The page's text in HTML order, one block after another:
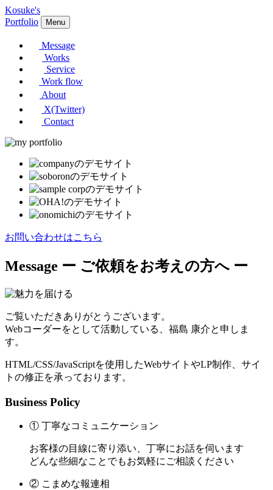
Kosuke's
Portfolio
Menu
Message
Works
Service
Work flow
About
X(Twitter)
Contact
お問い合わせはこちら
Message ー ご依頼をお考えの方へ ー
ご覧いただきありがとうございます。
Webコーダーをとして活動している、福島 康介と申しま
す。
HTML/CSS/JavaScriptを使用したWebサイトやLP制作、サイ
トの修正を承っております。
Business Policy
① 丁寧なコミュニケーション
お客様の目線に寄り添い、丁寧にお話を伺います
どんな些細なことでもお気軽にご相談ください
② こまめな報連相